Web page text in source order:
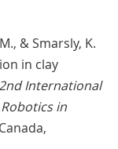
& Smarsly, K.
in clay
International
in